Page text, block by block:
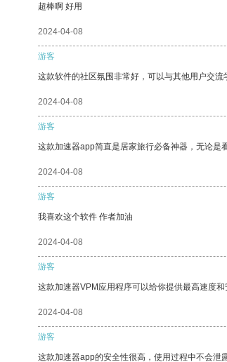
超棒啊 好用
2024-04-08
游客
这款软件的社区氛围非常好，可以与其他用户交流
2024-04-08
游客
这款加速器app简直是居家旅行必备神器，无论是
2024-04-08
游客
我喜欢这个软件 作者加油
2024-04-08
游客
这款加速器VPM应用程序可以给你提供最高速度
2024-04-08
游客
这款加速器app的安全性很高，使用过程中不会泄